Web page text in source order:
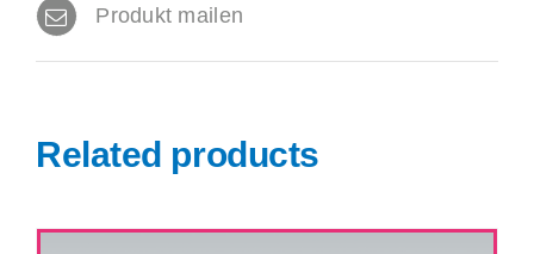
Produkt mailen
Related products